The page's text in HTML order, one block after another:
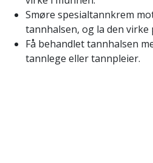
Smøre spesialtannkrem
tannhalsen, og la den virke
Få behandlet tannhalsen
tannlege eller tannpleier.